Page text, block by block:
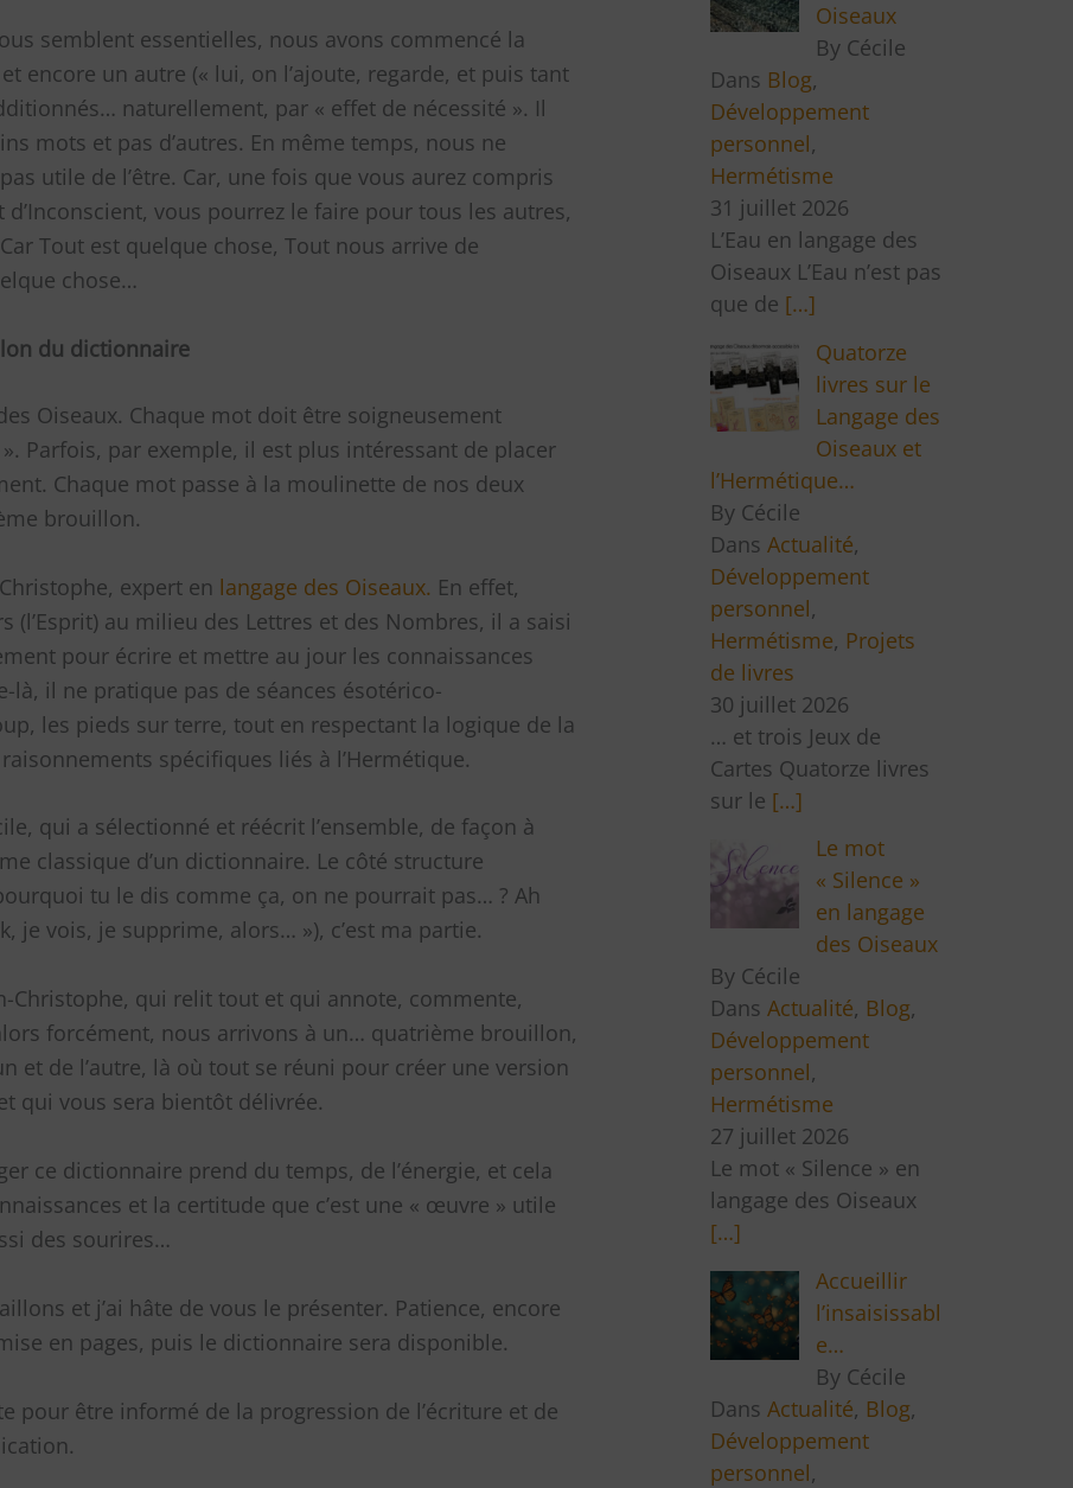
semblent essentielles, nous avons commencé la
encore un autre (« lui, on l’ajoute, regarde, et puis tant
naturellement, par « effet de nécessité ». Il
mots et pas d’autres. En même temps, nous ne
utile de l’être. Car, une fois que vous aurez compris
vous pourrez le faire pour tous les autres,
Tout est quelque chose, Tout nous arrive de
chose…
du dictionnaire
Oiseaux. Chaque mot doit être soigneusement
Parfois, par exemple, il est plus intéressant de placer
Chaque mot passe à la moulinette de nos deux
brouillon.
expert en langage des Oiseaux. En effet,
(l’Esprit) au milieu des Lettres et des Nombres, il a saisi
pour écrire et mettre au jour les connaissances
là, il ne pratique pas de séances ésotérico-
les pieds sur terre, tout en respectant la logique de la
spécifiques liés à l’Hermétique.
qui a sélectionné et réécrit l’ensemble, de façon à
classique d’un dictionnaire. Le côté structure
tu le dis comme ça, on ne pourrait pas… ? Ah
je vois, je supprime, alors… »), c’est ma partie.
Christophe, qui relit tout et qui annote, commente,
forcément, nous arrivons à un… quatrième brouillon,
et de l’autre, là où tout se réuni pour créer une version
qui vous sera bientôt délivrée.
ce dictionnaire prend du temps, de l’énergie, et cela
et la certitude que c’est une « œuvre » utile
des sourires…
et j’ai hâte de vous le présenter. Patience, encore
en pages, puis le dictionnaire sera disponible.
pour être informé de la progression de l’écriture et de
Oiseaux
By Cécile
Dans Blog,
Développement
personnel,
Hermétisme
31 juillet 2026
L’Eau en langage des
Oiseaux L’Eau n’est pas
que de […]
Quatorze
livres sur le
Langage des
Oiseaux et
l’Hermétique…
By Cécile
Dans Actualité,
Développement
personnel,
Hermétisme, Projets
de livres
30 juillet 2026
… et trois Jeux de
Cartes Quatorze livres
sur le […]
Le mot
« Silence »
en langage
des Oiseaux
By Cécile
Dans Actualité, Blog,
Développement
personnel,
Hermétisme
27 juillet 2026
Le mot « Silence » en
langage des Oiseaux
[…]
Accueillir
l’insaisissabl
e…
By Cécile
Dans Actualité, Blog,
Développement
personnel,